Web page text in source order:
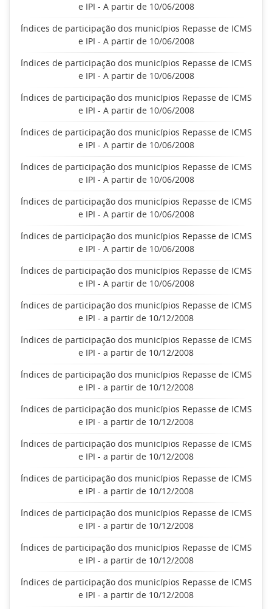
e IPI - A partir de 10/06/2008
Índices de participação dos municípios Repasse de ICMS
e IPI - A partir de 10/06/2008
Índices de participação dos municípios Repasse de ICMS
e IPI - A partir de 10/06/2008
Índices de participação dos municípios Repasse de ICMS
e IPI - A partir de 10/06/2008
Índices de participação dos municípios Repasse de ICMS
e IPI - A partir de 10/06/2008
Índices de participação dos municípios Repasse de ICMS
e IPI - A partir de 10/06/2008
Índices de participação dos municípios Repasse de ICMS
e IPI - A partir de 10/06/2008
Índices de participação dos municípios Repasse de ICMS
e IPI - A partir de 10/06/2008
Índices de participação dos municípios Repasse de ICMS
e IPI - A partir de 10/06/2008
Índices de participação dos municípios Repasse de ICMS
e IPI - a partir de 10/12/2008
Índices de participação dos municípios Repasse de ICMS
e IPI - a partir de 10/12/2008
Índices de participação dos municípios Repasse de ICMS
e IPI - a partir de 10/12/2008
Índices de participação dos municípios Repasse de ICMS
e IPI - a partir de 10/12/2008
Índices de participação dos municípios Repasse de ICMS
e IPI - a partir de 10/12/2008
Índices de participação dos municípios Repasse de ICMS
e IPI - a partir de 10/12/2008
Índices de participação dos municípios Repasse de ICMS
e IPI - a partir de 10/12/2008
Índices de participação dos municípios Repasse de ICMS
e IPI - a partir de 10/12/2008
Índices de participação dos municípios Repasse de ICMS
e IPI - a partir de 10/12/2008